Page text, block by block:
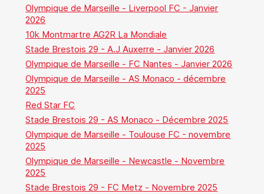
Olympique de Marseille - Liverpool FC - Janvier
2026
10k Montmartre AG2R La Mondiale
Stade Brestois 29 - A.J Auxerre - Janvier 2026
Olympique de Marseille - FC Nantes - Janvier 2026
Olympique de Marseille - AS Monaco - décembre
2025
Red Star FC
Stade Brestois 29 - AS Monaco - Décembre 2025
Olympique de Marseille - Toulouse FC - novembre
2025
Olympique de Marseille - Newcastle - Novembre
2025
Stade Brestois 29 - FC Metz - Novembre 2025